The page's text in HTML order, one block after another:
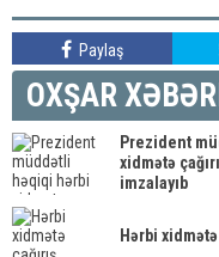
Paylaş
OXŞAR
Prezident
xidmətə
imzalayıb
Hərbi xidmətə